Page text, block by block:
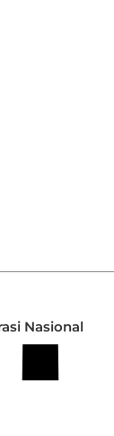
Nasional